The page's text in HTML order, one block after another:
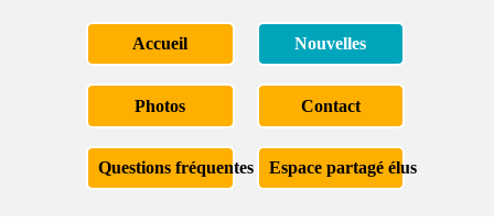
Accueil Nouvelles
Photos Contact
Questions fréquentes Espace partagé élus